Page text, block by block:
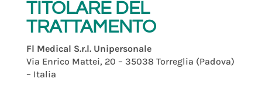
TITOLARE DEL
TRATTAMENTO
Fl Medical S.r.l. Unipersonale
Via Enrico Mattei, 20 – 35038 Torreglia (Padova)
– Italia